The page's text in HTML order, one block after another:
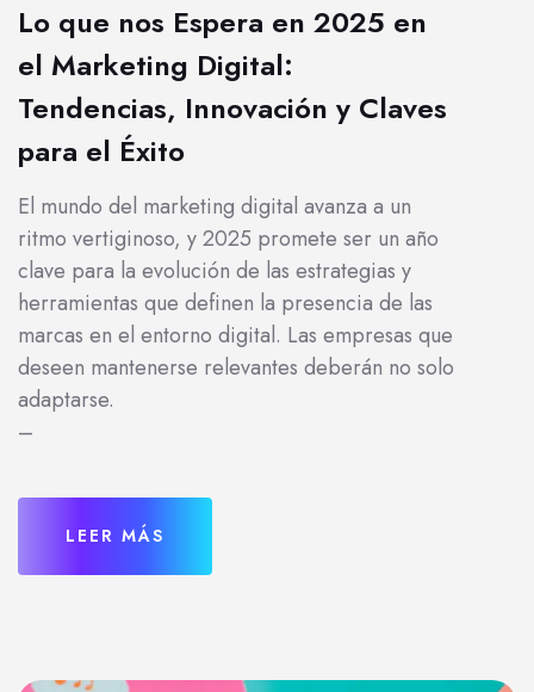
Lo que nos Espera en 2025 en
el Marketing Digital:
Tendencias, Innovación y Claves
para el Éxito
El mundo del marketing digital avanza a un
ritmo vertiginoso, y 2025 promete ser un año
clave para la evolución de las estrategias y
herramientas que definen la presencia de las
marcas en el entorno digital. Las empresas que
deseen mantenerse relevantes deberán no solo
adaptarse.
–
LEER MÁS